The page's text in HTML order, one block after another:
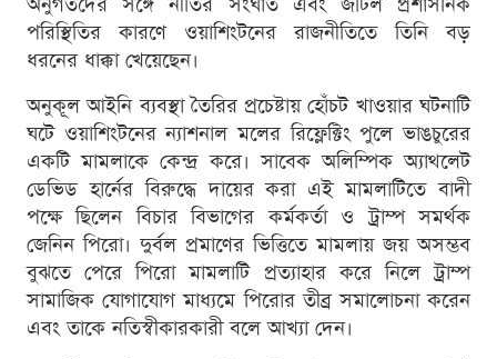
পরিস্থিতির কারণে ওয়াশিংটনের রাজনীতিতে তিনি বড়
ধরনের ধাক্কা খেয়েছেন।
অনুকূল আইনি ব্যবস্থা তৈরির প্রচেষ্টায় হোঁচট খাওয়ার ঘটনাটি
ঘটে ওয়াশিংটনের ন্যাশনাল মলের রিফ্লেক্টিং পুলে ভাঙচুরের
একটি মামলাকে কেন্দ্র করে। সাবেক অলিম্পিক অ্যাথলেট
ডেভিড হার্নের বিরুদ্ধে দায়ের করা এই মামলাটিতে বাদী
পক্ষে ছিলেন বিচার বিভাগের কর্মকর্তা ও ট্রাম্প সমর্থক
জেনিন পিরো। দুর্বল প্রমাণের ভিত্তিতে মামলায় জয় অসম্ভব
বুঝতে পেরে পিরো মামলাটি প্রত্যাহার করে নিলে ট্রাম্প
সামাজিক যোগাযোগ মাধ্যমে পিরোর তীব্র সমালোচনা করেন
এবং তাকে নতিস্বীকারকারী বলে আখ্যা দেন।